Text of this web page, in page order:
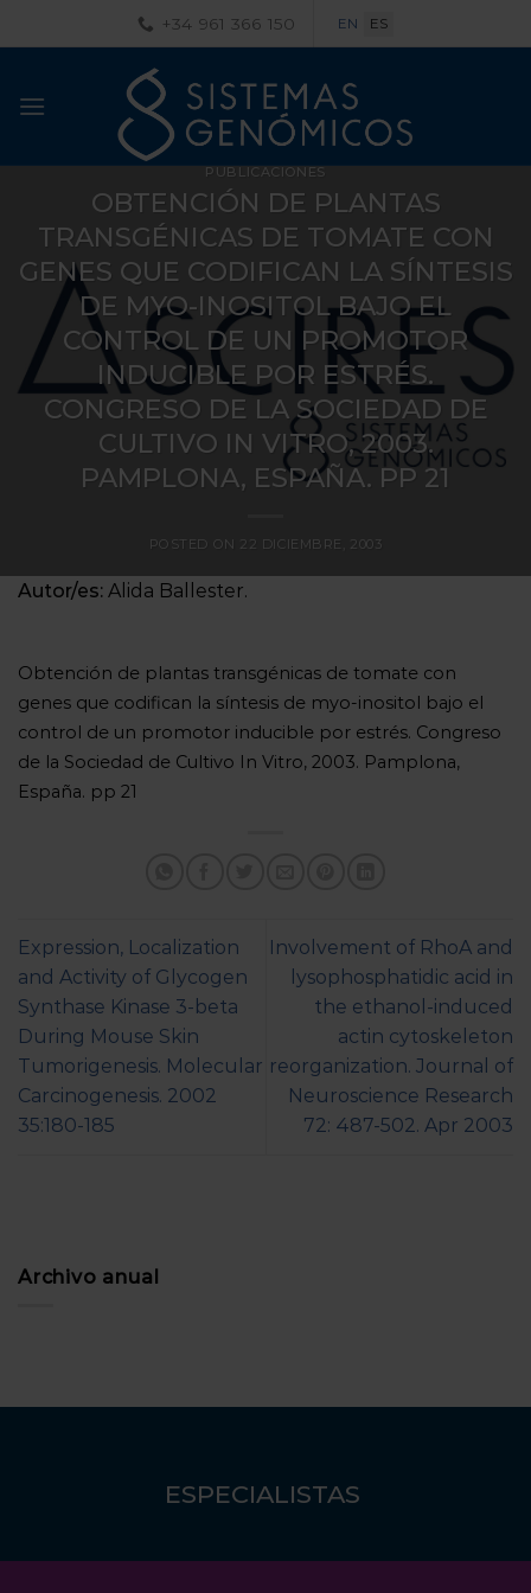
al
+34 961 366 150 EN ES
PUBLICACIONES
OBTENCIÓN DE PLANTAS
TRANSGÉNICAS DE TOMATE CON
GENES QUE CODIFICAN LA SÍNTESIS
DE MYO-INOSITOL BAJO EL
CONTROL DE UN PROMOTOR
INDUCIBLE POR ESTRÉS.
CONGRESO DE LA SOCIEDAD DE
CULTIVO IN VITRO, 2003.
PAMPLONA, ESPAÑA. PP 21
POSTED ON 22 DICIEMBRE, 2003
Autor/es: Alida Ballester.
Obtención de plantas transgénicas de tomate con
genes que codifican la síntesis de myo-inositol bajo el
control de un promotor inducible por estrés. Congreso
de la Sociedad de Cultivo In Vitro, 2003. Pamplona,
España. pp 21
Expression, Localization
and Activity of Glycogen
Synthase Kinase 3-beta
During Mouse Skin
Tumorigenesis. Molecular
Carcinogenesis. 2002
35:180-185
Involvement of RhoA and
lysophosphatidic acid in
the ethanol-induced
actin cytoskeleton
reorganization. Journal of
Neuroscience Research
72: 487-502. Apr 2003
Archivo anual
ESPECIALISTAS